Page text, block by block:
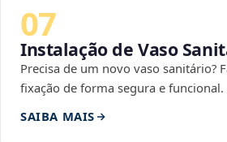
07
Instalação de Vaso
Precisa de um novo vaso sanitário?
fixação de forma segura e funcional.
SAIBA MAIS